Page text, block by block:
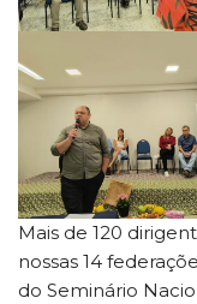
Mais de 120
nossas 14
do Seminário